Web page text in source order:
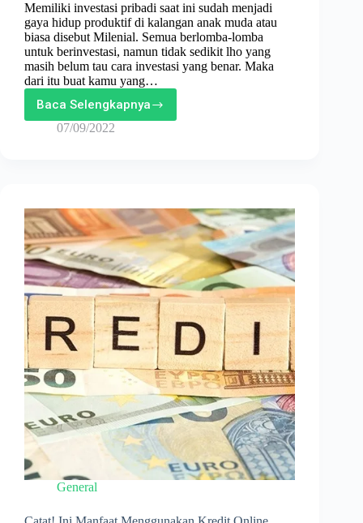
Memiliki investasi pribadi saat ini sudah menjadi
gaya hidup produktif di kalangan anak muda atau
biasa disebut Milenial. Semua berlomba-lomba
untuk berinvestasi, namun tidak sedikit lho yang
masih belum tau cara investasi yang benar. Maka
dari itu buat kamu yang…
Baca Selengkapnya
Tips
Mudah
07/09/2022
General